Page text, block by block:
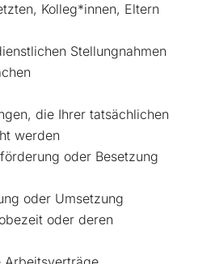
Kolleg*innen, Eltern
Stellungnahmen
die Ihrer tatsächlichen
werden
oder Besetzung
oder Umsetzung
oder deren